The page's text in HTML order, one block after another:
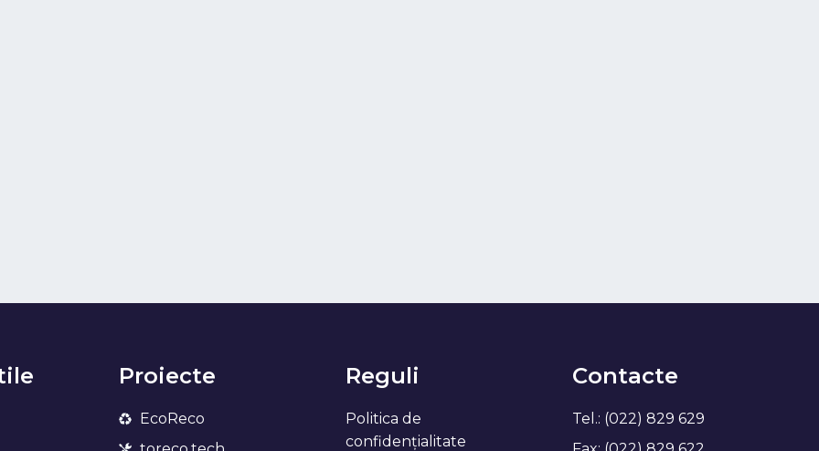
Proiecte
EcoReco
Reguli
Politica de
confidențialitate
Contacte
Tel.: (022) 829 629